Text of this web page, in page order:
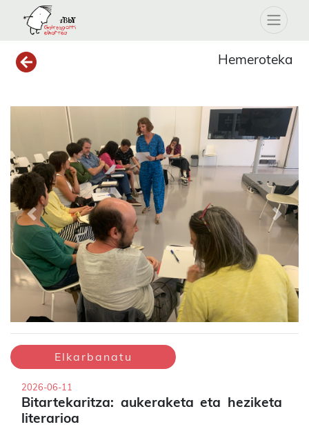
Hemeroteka
Previous Next
Elkarbanatu
2026-06-11
Bitartekaritza: aukeraketa eta heziketa
literarioa